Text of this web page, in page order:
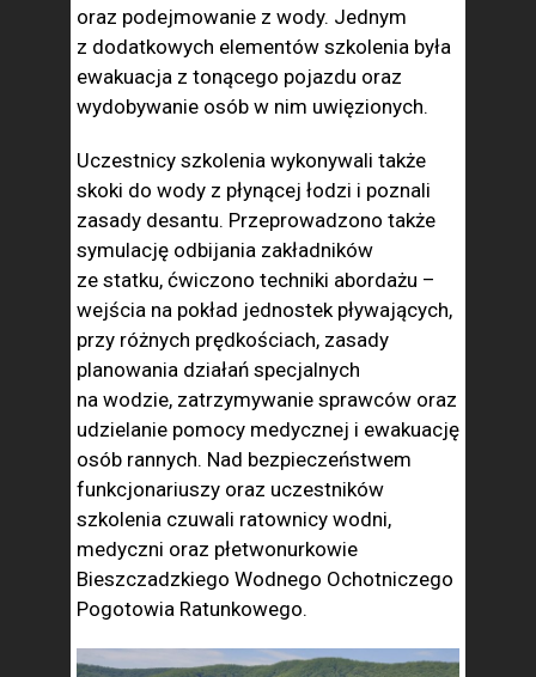
oraz podejmowanie z wody. Jednym
z dodatkowych elementów szkolenia była
ewakuacja z tonącego pojazdu oraz
wydobywanie osób w nim uwięzionych.
Uczestnicy szkolenia wykonywali także
skoki do wody z płynącej łodzi i poznali
zasady desantu. Przeprowadzono także
symulację odbijania zakładników
ze statku, ćwiczono techniki abordażu –
wejścia na pokład jednostek pływających,
przy różnych prędkościach, zasady
planowania działań specjalnych
na wodzie, zatrzymywanie sprawców oraz
udzielanie pomocy medycznej i ewakuację
osób rannych. Nad bezpieczeństwem
funkcjonariuszy oraz uczestników
szkolenia czuwali ratownicy wodni,
medyczni oraz płetwonurkowie
Bieszczadzkiego Wodnego Ochotniczego
Pogotowia Ratunkowego.